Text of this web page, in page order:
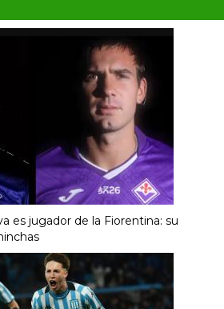
es jugador de la Fiorentina: su